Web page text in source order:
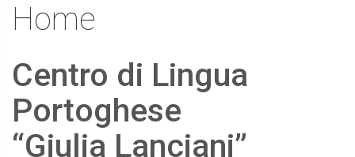
Home
Centro di Lingua
Portoghese
“Giulia Lanciani”